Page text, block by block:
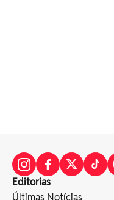
Editorias
Últimas Notícias